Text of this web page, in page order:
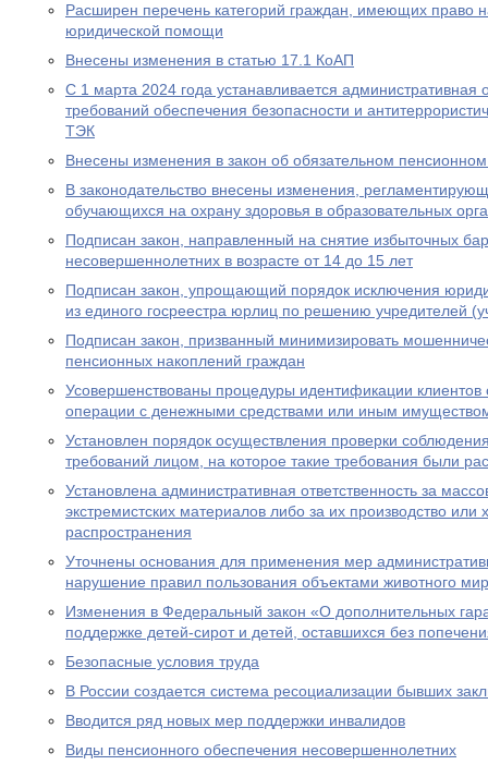
Расширен перечень категорий граждан, имеющих право
юридической помощи
Внесены изменения в статью 17.1 КоАП
С 1 марта 2024 года устанавливается административная
требований обеспечения безопасности и
ТЭК
Внесены изменения в закон об обязательном
В законодательство внесены изменения,
обучающихся на охрану здоровья в образовательных
Подписан закон, направленный на снятие избыточных
несовершеннолетних в возрасте от 14 до 15 лет
Подписан закон, упрощающий порядок исключения
из единого госреестра юрлиц по решению учредителей
Подписан закон, призванный минимизировать
пенсионных накоплений граждан
Усовершенствованы процедуры идентификации
операции с денежными средствами или иным
Установлен порядок осуществления проверки
требований лицом, на которое такие требования были
Установлена административная ответственность за
экстремистских материалов либо за их производство или
распространения
Уточнены основания для применения мер
нарушение правил пользования объектами животного
Изменения в Федеральный закон «О дополнительных
поддержке детей-сирот и детей, оставшихся без
Безопасные условия труда
В России создается система ресоциализации бывших
Вводится ряд новых мер поддержки инвалидов
Виды пенсионного обеспечения несовершеннолетних